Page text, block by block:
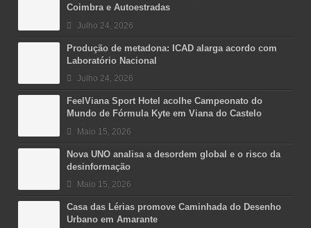
Coimbra e Autoestradas
Julho 24, 2026
Produção de metadona: ICAD alarga acordo com
Laboratório Nacional
Julho 24, 2026
FeelViana Sport Hotel acolhe Campeonato do
Mundo de Fórmula Kyte em Viana do Castelo
Maio 15, 2026
Nova UNO analisa a desordem global e o risco da
desinformação
Maio 15, 2026
Casa das Lérias promove Caminhada do Desenho
Urbano em Amarante